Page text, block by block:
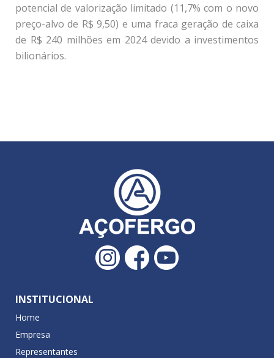
potencial de valorização limitado (11,7% com o novo
preço-alvo de R$ 9,50) e uma fraca geração de caixa
de R$ 240 milhões em 2024 devido a investimentos
bilionários.
INSTITUCIONAL
Home
Empresa
Representantes